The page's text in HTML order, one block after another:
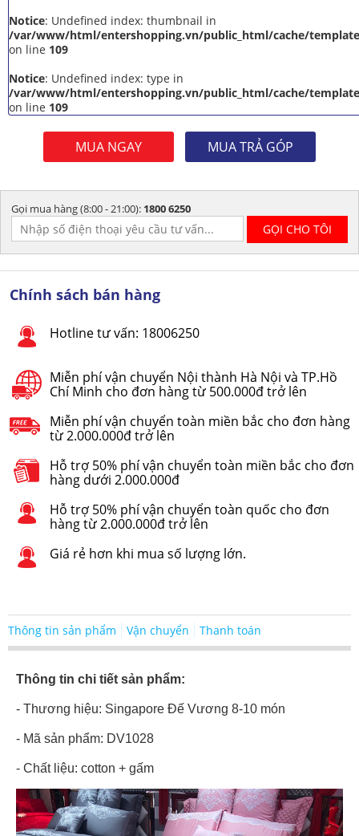
Notice: Undefined index: thumbnail in
/var/www/html/entershopping.vn/public_html/cache/
on line 109
Notice: Undefined index: type in
/var/www/html/entershopping.vn/public_html/cache/
on line 109
MUA NGAY MUA TRẢ GÓP
Gọi mua hàng (8:00 - 21:00): 1800 6250
Chính sách bán hàng
Hotline tư vấn: 18006250
Miễn phí vận chuyển Nội thành Hà Nội và TP.Hồ
Chí Minh cho đơn hàng từ 500.000đ trở lên
Miễn phí vận chuyển toàn miền bắc cho đơn hàng
từ 2.000.000đ trở lên
Hỗ trợ 50% phí vận chuyển toàn miền bắc cho đơn
hàng dưới 2.000.000đ
Hỗ trợ 50% phí vận chuyển toàn quốc cho đơn
hàng từ 2.000.000đ trở lên
Giá rẻ hơn khi mua số lượng lớn.
Thông tin sản phẩm Vận chuyển Thanh toán
Thông tin chi tiết sản phẩm:
- Thương hiệu: Singapore Đế Vương 8-10 món
- Mã sản phẩm: DV1028
- Chất liệu: cotton + gấm